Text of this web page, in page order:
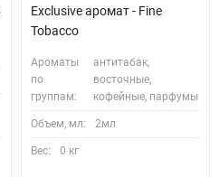
Exclusive аромат - Fine
Tobacco
Ароматы
по
группам:
антитабак,
восточные,
кофейные, парфумы
Объем, мл: 2мл
Вес: 0 кг